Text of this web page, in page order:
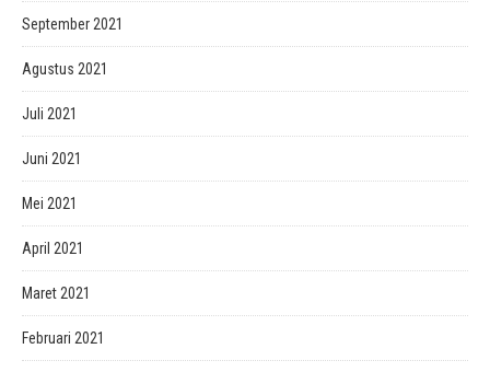
September 2021
Agustus 2021
Juli 2021
Juni 2021
Mei 2021
April 2021
Maret 2021
Februari 2021